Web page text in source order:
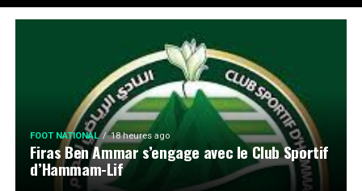
FOOT NATIONAL 18 heures ago
Firas Ben Ammar s’engage avec le Club Sportif
d’Hammam-Lif